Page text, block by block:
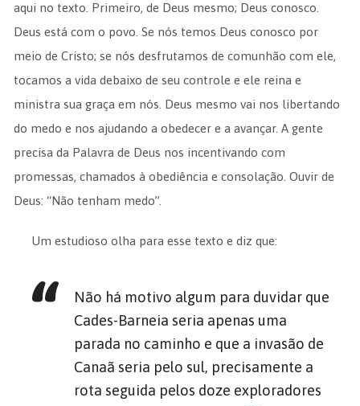
aqui no texto. Primeiro, de Deus mesmo; Deus conosco.
Deus está com o povo. Se nós temos Deus conosco por
meio de Cristo; se nós desfrutamos de comunhão com ele,
tocamos a vida debaixo de seu controle e ele reina e
ministra sua graça em nós. Deus mesmo vai nos libertando
do medo e nos ajudando a obedecer e a avançar. A gente
precisa da Palavra de Deus nos incentivando com
promessas, chamados à obediência e consolação. Ouvir de
Deus: “Não tenham medo”.
Um estudioso olha para esse texto e diz que:
Não há motivo algum para duvidar que
Cades-Barneia seria apenas uma
parada no caminho e que a invasão de
Canaã seria pelo sul, precisamente a
rota seguida pelos doze exploradores